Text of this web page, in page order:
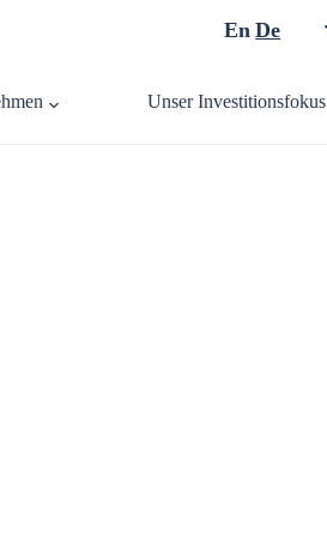
En De
Unser Investitionsfokus